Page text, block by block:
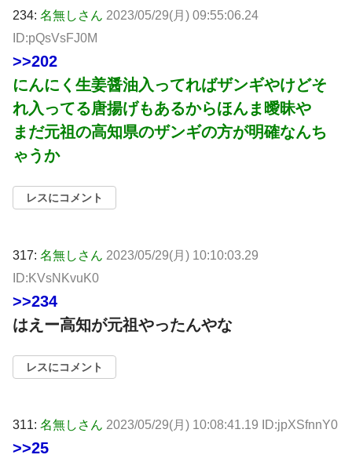
234: 名無しさん 2023/05/29(月) 09:55:06.24
ID:pQsVsFJ0M
>>202
にんにく生姜醤油入ってればザンギやけどそ
れ入ってる唐揚げもあるからほんま曖昧や
まだ元祖の高知県のザンギの方が明確なんち
ゃうか
レスにコメント
317: 名無しさん 2023/05/29(月) 10:10:03.29
ID:KVsNKvuK0
>>234
はえー高知が元祖やったんやな
レスにコメント
311: 名無しさん 2023/05/29(月) 10:08:41.19 ID:jpXSfnnY0
>>25